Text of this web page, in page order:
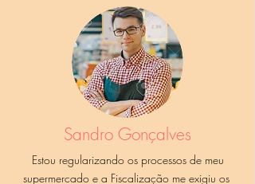
Sandro Gonçalves
Estou regularizando os processos de meu
supermercado e a Fiscalização me exigiu os